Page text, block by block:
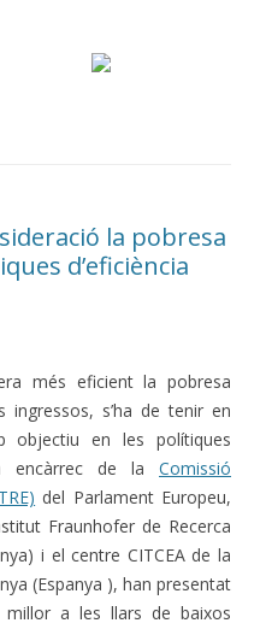
la pobresa
d’eficiència
més eficient la pobresa
s’ha de tenir en
objectiu en les polítiques
encàrrec de la Comissió
del Parlament Europeu,
Fraunhofer de Recerca
i el centre CITCEA de la
(Espanya ), han presentat
a les llars de baixos